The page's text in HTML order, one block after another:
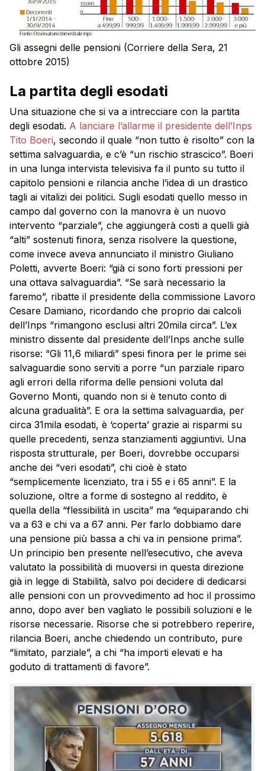
Gli assegni delle pensioni (Corriere della Sera, 21
ottobre 2015)
La partita degli esodati
Una situazione che si va a intrecciare con la partita
degli esodati. A lanciare l’allarme il presidente dell’Inps
Tito Boeri, secondo il quale “non tutto è risolto” con la
settima salvaguardia, e c’è “un rischio strascico”. Boeri
in una lunga intervista televisiva fa il punto su tutto il
capitolo pensioni e rilancia anche l’idea di un drastico
tagli ai vitalizi dei politici. Sugli esodati quello messo in
campo dal governo con la manovra è un nuovo
intervento “parziale”, che aggiungerà costi a quelli già
“alti” sostenuti finora, senza risolvere la questione,
come invece aveva annunciato il ministro Giuliano
Poletti, avverte Boeri: “già ci sono forti pressioni per
una ottava salvaguardia”. “Se sarà necessario la
faremo”, ribatte il presidente della commissione Lavoro
Cesare Damiano, ricordando che proprio dai calcoli
dell’Inps “rimangono esclusi altri 20mila circa”. L’ex
ministro dissente dal presidente dell’Inps anche sulle
risorse: “Gli 11,6 miliardi” spesi finora per le prime sei
salvaguardie sono serviti a porre “un parziale riparo
agli errori della riforma delle pensioni voluta dal
Governo Monti, quando non si è tenuto conto di
alcuna gradualità”. E ora la settima salvaguardia, per
circa 31mila esodati, è ‘coperta’ grazie ai risparmi su
quelle precedenti, senza stanziamenti aggiuntivi. Una
risposta strutturale, per Boeri, dovrebbe occuparsi
anche dei “veri esodati”, chi cioè è stato
“semplicemente licenziato, tra i 55 e i 65 anni”. E la
soluzione, oltre a forme di sostegno al reddito, è
quella della “flessibilità in uscita” ma “equiparando chi
va a 63 e chi va a 67 anni. Per farlo dobbiamo dare
una pensione più bassa a chi va in pensione prima”.
Un principio ben presente nell’esecutivo, che aveva
valutato la possibilità di muoversi in questa direzione
già in legge di Stabilità, salvo poi decidere di dedicarsi
alle pensioni con un provvedimento ad hoc il prossimo
anno, dopo aver ben vagliato le possibili soluzioni e le
risorse necessarie. Risorse che si potrebbero reperire,
rilancia Boeri, anche chiedendo un contributo, pure
“limitato, parziale”, a chi “ha importi elevati e ha
goduto di trattamenti di favore”.